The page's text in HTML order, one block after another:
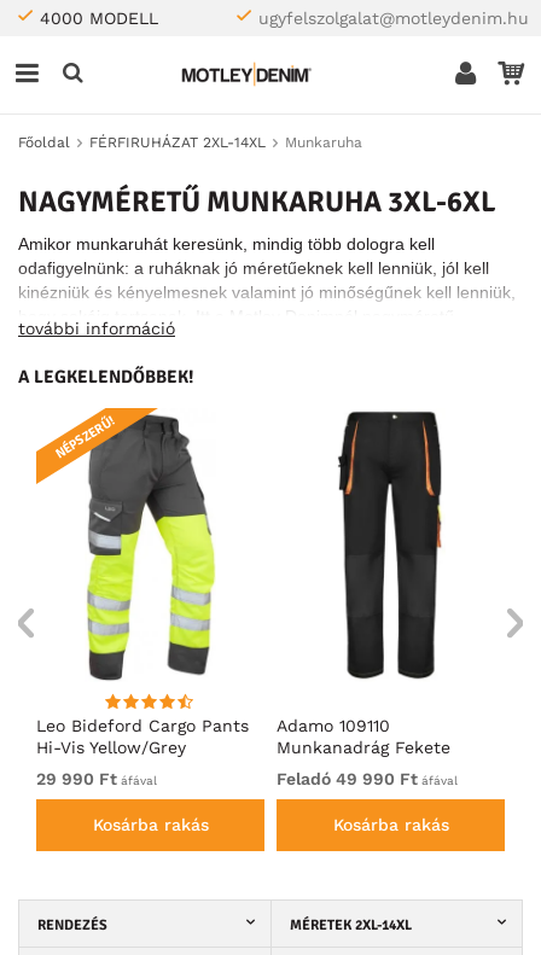
4000 MODELL ugyfelszolgalat@motleydenim.hu
Főoldal FÉRFIRUHÁZAT 2XL-14XL Munkaruha
NAGYMÉRETŰ MUNKARUHA 3XL-6XL
Amikor munkaruhát keresünk, mindig több dologra kell
odafigyelnünk: a ruháknak jó méretűeknek kell lenniük, jól kell
kinézniük és kényelmesnek valamint jó minőségűnek kell lenniük,
láthatósági munkaruhák bőséges választékát találja meg -
amelyek remélhetőleg minden igényének megfelelnek.
további információ
A LEGKELENDŐBBEK!
Leo Bideford Cargo Pants
Hi-Vis Yellow/Grey
NÉPSZERŰ!
29 990 Ft áfával
Kosárba rakás
Adamo 109110
Munkanadrág Fekete
Feladó 49 990 Ft áfával
Kosárba rakás
RENDEZÉS MÉRETEK 2XL-14XL